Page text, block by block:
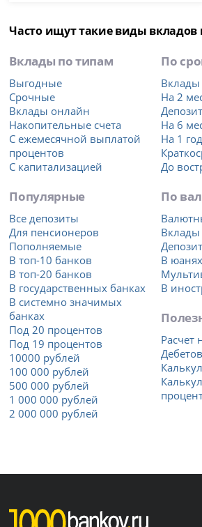
Часто ищут такие виды вкладов
Вклады по типам
Выгодные
Срочные
Вклады онлайн
Накопительные счета
С ежемесячной выплатой
процентов
С капитализацией
Популярные
Все депозиты
Для пенсионеров
Пополняемые
В топ-10 банков
В топ-20 банков
В государственных банках
В системно значимых
банках
Под 20 процентов
Под 19 процентов
10000 рублей
100 000 рублей
500 000 рублей
1 000 000 рублей
2 000 000 рублей
По
Вклады
На 2
На 6
На 1 год
До
По
Вклады
В юанях
В
Расчет